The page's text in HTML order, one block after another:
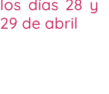
los días 28 y
29 de abril